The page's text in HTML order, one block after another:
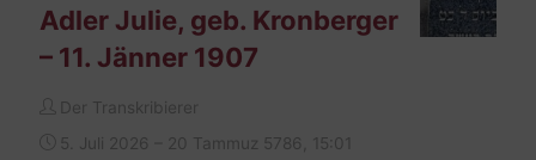
Adler Julie, geb. Kronberger
– 11. Jänner 1907
Der Transkribierer
5. Juli 2026 – 20 Tammuz 5786, 15:01